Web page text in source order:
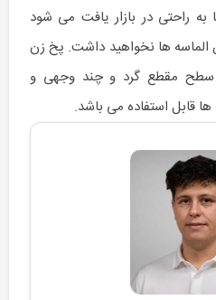
به راحتی در بازار یافت می شود
الماسه ها نخواهید داشت. پخ زن
سطح مقطع گرد و چند وجهی و
قابل استفاده می باشد.